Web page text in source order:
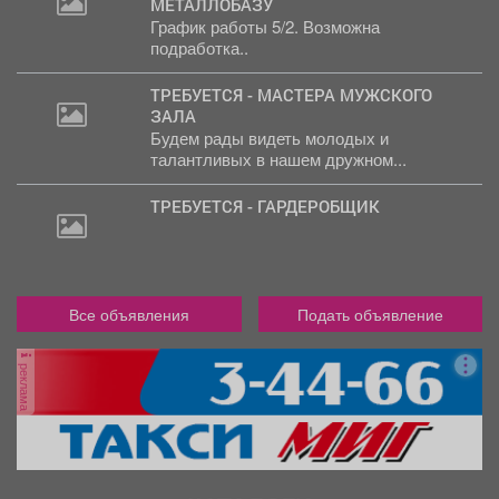
МЕТАЛЛОБАЗУ
График работы 5/2. Возможна
подработка..
ТРЕБУЕТСЯ - МАСТЕРА МУЖСКОГО
ЗАЛА
Будем рады видеть молодых и
талантливых в нашем дружном...
ТРЕБУЕТСЯ - ГАРДЕРОБЩИК
Все объявления Подать объявление
реклама